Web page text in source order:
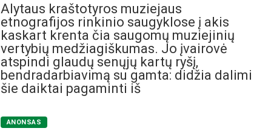
Alytaus kraštotyros muziejaus
etnografijos rinkinio saugyklose į akis
kaskart krenta čia saugomų muziejinių
vertybių medžiagiškumas. Jo įvairovė
atspindi glaudų senųjų kartų ryšį,
bendradarbiavimą su gamta: didžia dalimi
šie daiktai pagaminti iš
ANONSAS